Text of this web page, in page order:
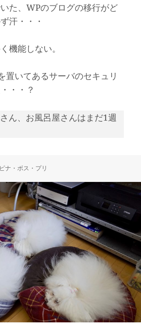
た、WPのブログの移行がど
汗・・・
機能しない。
置いてあるサーバのセキュリ
・・？
ん、お風呂屋さんはまだ1週
カ
リ
ー
ピナ・ボス・プリ